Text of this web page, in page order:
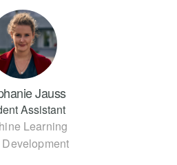
Jauss
Assistant
Learning